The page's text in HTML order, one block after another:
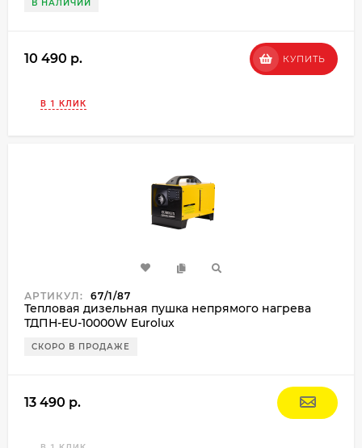
В НАЛИЧИИ
10 490 p. КУПИТЬ
В 1 КЛИК
АРТИКУЛ: 67/1/87
Тепловая дизельная пушка непрямого нагрева
ТДПН-EU-10000W Eurolux
СКОРО В ПРОДАЖЕ
13 490 p.